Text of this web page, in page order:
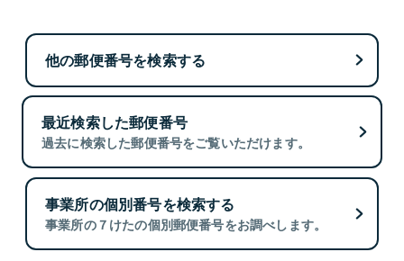
他の郵便番号を検索する
最近検索した郵便番号
過去に検索した郵便番号をご覧いただけます。
事業所の個別番号を検索する
事業所の７けたの個別郵便番号をお調べします。